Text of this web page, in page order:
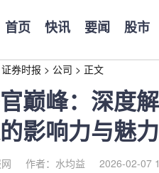
首页 快讯 要闻 股市
证券时报 > 公司 > 正文
巅峰：深度
影响力与魅力
作者：水均益 2026-02-07